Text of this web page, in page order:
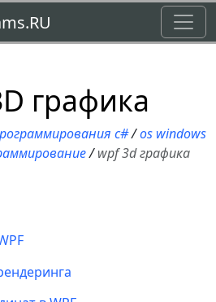
графика
c#/os windows
/wpf 3d графика